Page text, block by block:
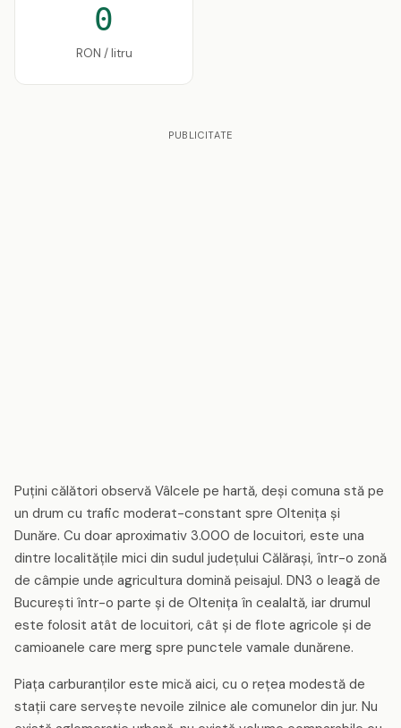
0
RON / litru
PUBLICITATE
Puțini călători observă Vâlcele pe hartă, deși comuna stă pe
un drum cu trafic moderat-constant spre Oltenița și
Dunăre. Cu doar aproximativ 3.000 de locuitori, este una
dintre localitățile mici din sudul județului Călărași, într-o zonă
de câmpie unde agricultura domină peisajul. DN3 o leagă de
București într-o parte și de Oltenița în cealaltă, iar drumul
este folosit atât de locuitori, cât și de flote agricole și de
camioanele care merg spre punctele vamale dunărene.
Piața carburanților este mică aici, cu o rețea modestă de
stații care servește nevoile zilnice ale comunelor din jur. Nu